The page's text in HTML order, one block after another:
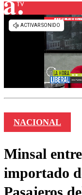
NACIONAL
Minsal
importado